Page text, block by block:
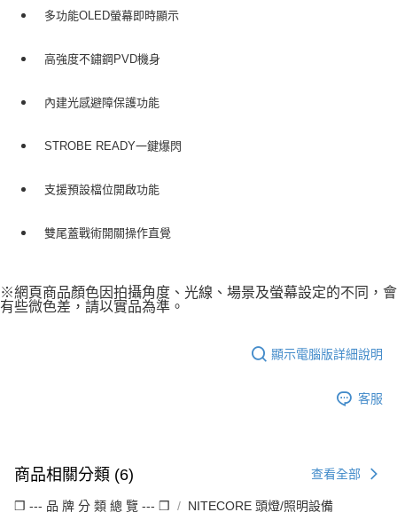
多功能OLED螢幕即時顯示
高強度不鏽鋼PVD機身
內建光感避障保護功能
STROBE READY一鍵爆閃
支援預設檔位開啟功能
雙尾蓋戰術開關操作直覺
※網頁商品顏色因拍攝角度、光線、場景及螢幕設定的不同，會
有些微色差，請以實品為準。
顯示電腦版詳細說明
客服
商品相關分類 (6) 查看全部
❒ --- 品 牌 分 類 總 覽 --- ❒ NITECORE 頭燈/照明設備